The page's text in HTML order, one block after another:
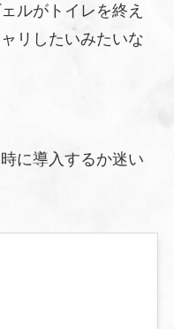
ルがトイレを終え
リしたいみたいな
に導入するか迷い